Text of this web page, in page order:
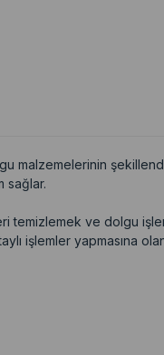
malzemelerinin
sağlar.
temizlemek ve dolgu
işlemler yapmasına